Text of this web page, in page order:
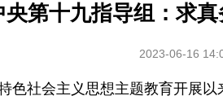
央第十九指导组：求
2023-06-16
色社会主义思想主题教育开展